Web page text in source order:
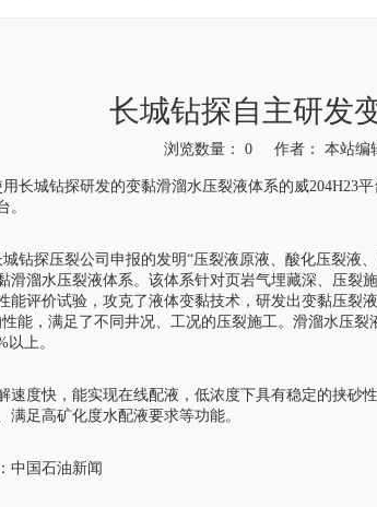
长城钻探自主研发
浏览数量： 0作者： 本站编
用长城钻探研发的变黏滑溜水压裂液体系的威204H23
。
钻探压裂公司申报的发明“压裂液原液、酸化压裂液
滑溜水压裂液体系。该体系针对页岩气埋藏深、压裂
能评价试验，攻克了液体变黏技术，研发出变黏压裂
能，满足了不同井况、工况的压裂施工。滑溜水压
以上。
速度快，能实现在线配液，低浓度下具有稳定的挟砂
满足高矿化度水配液要求等功能。
中国石油新闻